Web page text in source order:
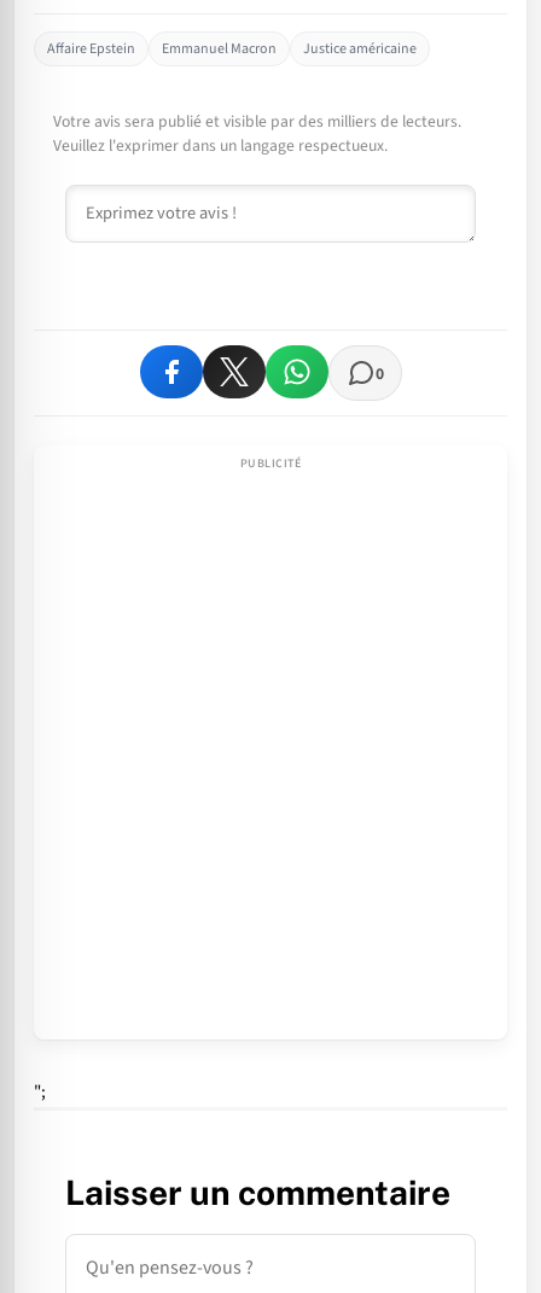
Affaire Epstein Emmanuel Macron Justice américaine
Votre avis sera publié et visible par des milliers de lecteurs.
Veuillez l'exprimer dans un langage respectueux.
Commentaire
0
";
Laisser un commentaire
Commentaire